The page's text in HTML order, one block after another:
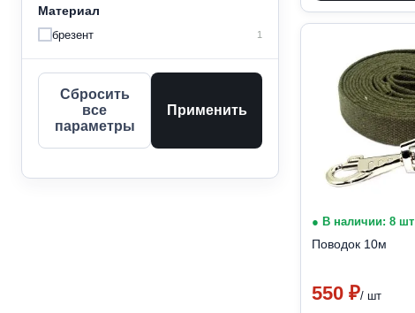
Материал
брезент 1
Сбросить
все
параметры
Применить
● В наличии: 8 шт
Поводок 10м
550 ₽/ шт